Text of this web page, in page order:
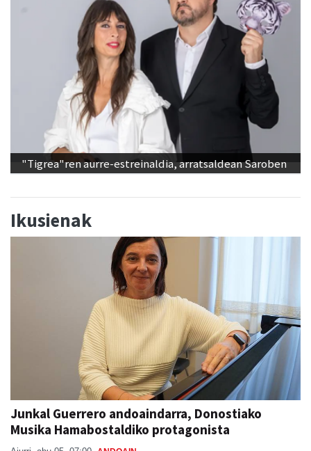
"Tigrea"ren aurre-estreinaldia, arratsaldean Saroben
Ikusienak
Junkal Guerrero andoaindarra, Donostiako
Musika Hamabostaldiko protagonista